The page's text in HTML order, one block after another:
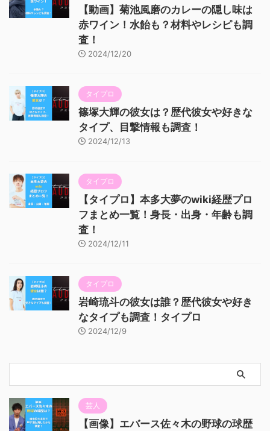
【動画】菊池風磨のカレーの隠し味は
赤ワイン！水飴も？材料やレシピも調
査！
2024/12/20
タイプロ
篠塚大輝の彼女は？歴代彼女や好きな
タイプ、目撃情報も調査！
2024/12/13
タイプロ
【タイプロ】本多大夢のwiki経歴プロ
フまとめ一覧！身長・出身・年齢も調
査！
2024/12/11
タイプロ
岩崎琉斗の彼女は誰？歴代彼女や好き
なタイプも調査！タイプロ
2024/12/9
芸人
【画像】エバース佐々木の野球の球歴